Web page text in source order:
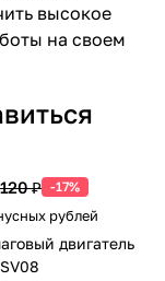
высокое
на своем
₽ -17%
рублей
двигатель